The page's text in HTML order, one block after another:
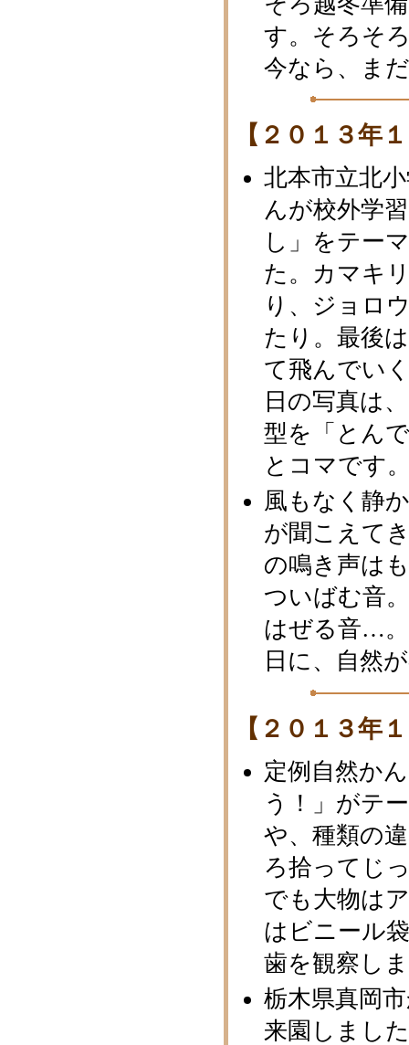
す。そろそ
今なら、ま
【２０１３年
北本市立北
んが校外学
し」をテー
た。カマキ
り、ジョロ
たり。最後
て飛んでい
日の写真は
型を「とん
とコマです
風もなく静
が聞こえて
の鳴き声は
ついばむ音
はぜる音…
日に、自然
【２０１３年
定例自然か
う！」がテ
や、種類の
ろ拾ってじ
でも大物は
はビニール
歯を観察し
栃木県真岡
来園しまし